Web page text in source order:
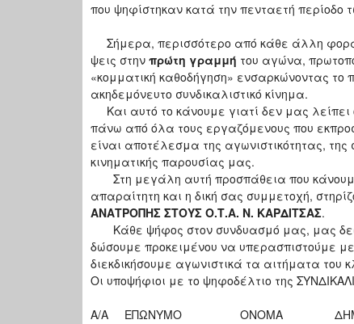
που ψηφίστηκαν κατά την πενταετή περίοδο
Σήμερα, περισσότερο από κάθε άλλη φορά,
ψεις στην πρώτη γραμμή του αγώνα,
«κομματική καθοδήγηση» ενσαρκώ­νοντας
ακηδεμόνευτο συνδικα­λιστικό κίνημα.
Και αυτό το κάνουμε γιατί δεν μας
πάνω από όλα τους εργαζόμενους που
είναι αποτέλεσμα της αγωνιστικότητας,
κινηματικής παρουσίας μας.
Στη μεγάλη αυτή προσπάθεια που
απα­ραίτητη και η δική σας συμμετοχή,
ΑΝΑΤΡΟΠΗΣ ΣΤΟΥΣ Ο.Τ.Α. Ν. ΚΑΡΔΙΤΣΑΣ.
Κάθε ψήφος στον συνδυασμό μας, μας
δώσουμε προκειμένου να υπερασπιστούμε
διεκδικήσουμε αγωνιστικά τα αιτήματα του
Οι υποψήφιοι με το ψηφοδέλτιο της
Α/Α ΕΠΩΝΥΜΟ ΟΝΟΜΑ